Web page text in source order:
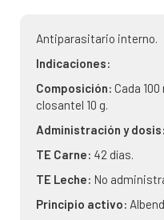
Antiparasitario interno.
Indicaciones:
Composición: Cada
closantel 10 g.
Administración y dosis:
TE Carne: 42 días.
TE Leche: No
Principio activo: